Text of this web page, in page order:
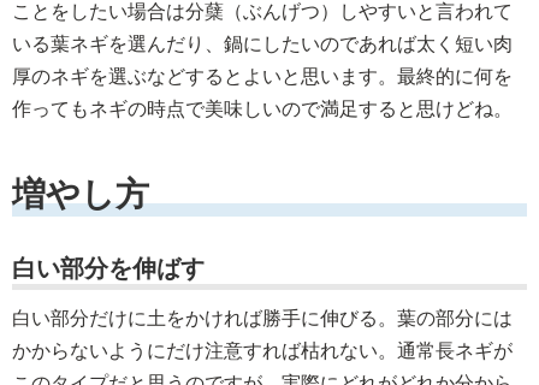
ことをしたい場合は分蘖（ぶんげつ）しやすいと言われて
いる葉ネギを選んだり、鍋にしたいのであれば太く短い肉
厚のネギを選ぶなどするとよいと思います。最終的に何を
作ってもネギの時点で美味しいので満足すると思けどね。
増やし方
白い部分を伸ばす
白い部分だけに土をかければ勝手に伸びる。葉の部分には
かからないようにだけ注意すれば枯れない。通常長ネギが